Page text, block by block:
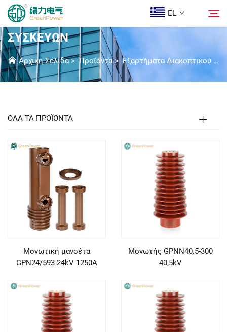
EL
Προϊόντα
Ποιοι Είμαστε
Λύσεις
Epi Koinonia
ΕΞΑΡΤΉΜΑΤΑ Υ.Τ. ΔΙΑΚΟΠΤΙΚΏΝ
ΣΥΣΚΕΥΏΝ
Αρχική Σελίδα>Προϊόντα>Εξαρτήματα Διακοπτικού Εξοπλισμού Υ.Τ.
ΟΛΑ ΤΑ ΠΡΟΪΟΝΤΑ
Μονωτική μανσέτα
GPN24/593 24kV 1250A
Μονωτής GPNN40.5-300
40,5kV